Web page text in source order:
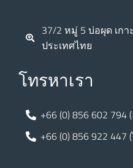
37/2 หมู่ 5 บ่อผุด เก
ประเทศไทย
โทรหาเรา
+66 (0) 856 602 794
+66 (0) 856 922 447